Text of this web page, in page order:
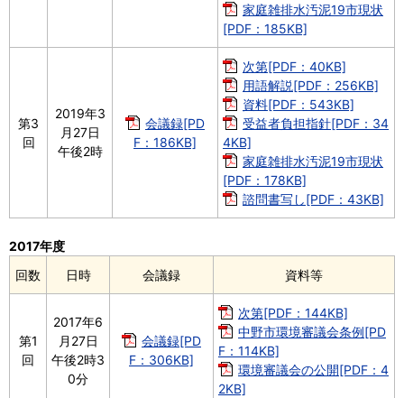
家庭雑排水汚泥19市現状
[PDF：185KB]
第3
回
2019年3
月27日
午後2時
会議録[PD
F：186KB]
次第[PDF：40KB]
用語解説[PDF：256KB]
資料[PDF：543KB]
受益者負担指針[PDF：34
4KB]
家庭雑排水汚泥19市現状
[PDF：178KB]
諮問書写し[PDF：43KB]
回数 日時 会議録 資料等
2017年度
第1
回
2017年6
月27日
午後2時3
0分
会議録[PD
F：306KB]
次第[PDF：144KB]
中野市環境審議会条例[PD
F：114KB]
環境審議会の公開[PDF：4
2KB]